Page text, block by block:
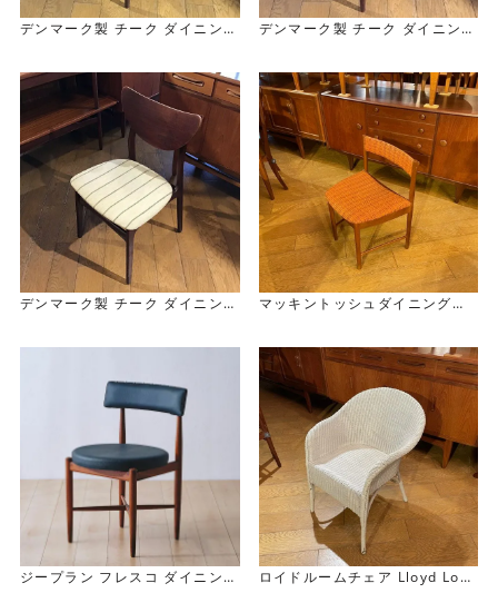
デンマーク製 チーク ダイニング
Chair
デンマーク製 チーク ダイニング
Chair
デンマーク製 チーク ダイニング
hair
マッキントッシュダイニングチ
ジープラン フレスコ ダイニング
ロイドルームチェア Lloyd Loo